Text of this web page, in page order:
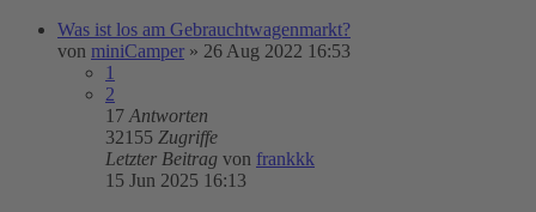
Was ist los am Gebrauchtwagenmarkt?
von miniCamper » 26 Aug 2022 16:53
1
2
17 Antworten
32155 Zugriffe
Letzter Beitrag von frankkk
15 Jun 2025 16:13